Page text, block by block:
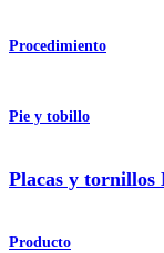
Procedimiento
Pie y tobillo
Placas y
Producto